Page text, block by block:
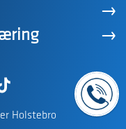
Holstebro